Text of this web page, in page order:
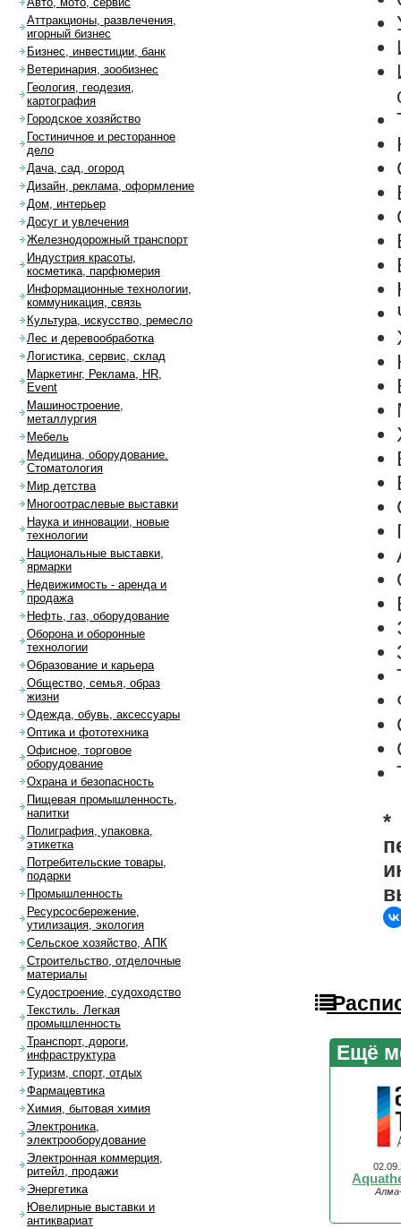
*
Ещё
Аттракционы, развлечения,
игорный бизнес
Бизнес, инвестиции, банк
Ветеринария, зообизнес
Геология, геодезия,
картография
Городское хозяйство
Гостиничное и ресторанное
дело
Дача, сад, огород
Дизайн, реклама, оформление
Дом, интерьер
Досуг и увлечения
Железнодорожный транспорт
Индустрия красоты,
косметика, парфюмерия
Информационные технологии,
коммуникация, связь
Культура, искусство, ремесло
Лес и деревообработка
Логистика, сервис, склад
Маркетинг, Реклама, HR,
Event
Машиностроение,
металлургия
Мебель
Медицина, оборудование.
Стоматология
Мир детства
Многоотраслевые выставки
Наука и инновации, новые
технологии
Национальные выставки,
ярмарки
Недвижимость - аренда и
продажа
Нефть, газ, оборудование
Оборона и оборонные
технологии
Образование и карьера
Общество, семья, образ
жизни
Одежда, обувь, аксессуары
Оптика и фототехника
Офисное, торговое
оборудование
Охрана и безопасность
Пищевая промышленность,
напитки
Полиграфия, упаковка,
этикетка
Потребительские товары,
подарки
Промышленность
Ресурсосбережение,
утилизация, экология
Сельское хозяйство, АПК
Строительство, отделочные
материалы
Судостроение, судоходство
Текстиль. Легкая
промышленность
Транспорт, дороги,
инфраструктура
Туризм, спорт, отдых
Фармацевтика
Химия, бытовая химия
Электроника,
электрооборудование
Электронная коммерция,
ритейл, продажи
Энергетика
Ювелирные выставки и
антиквариат